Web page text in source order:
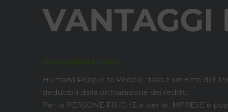
VANTAGGI
Humana People to People Italia è un Ente del
deducibili dalla dichiarazione dei redditi.
Per le PERSONE FISICHE e per le IMPRESE è